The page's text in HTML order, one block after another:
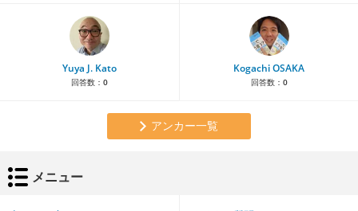
Yuya J. Kato
回答数： 0
Kogachi OSAKA
回答数： 0
アンカー一覧
メニュー